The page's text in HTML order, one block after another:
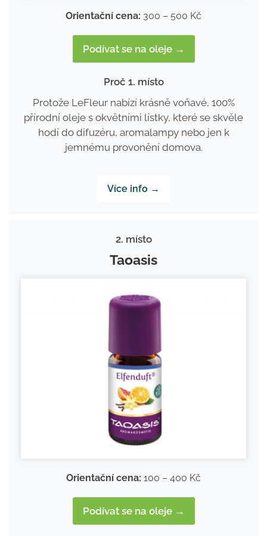
Orientační cena: 300 – 500 Kč
Podívat se na oleje →
Proč 1. místo
Protože LeFleur nabízí krásně voňavé, 100%
přírodní oleje s okvětními lístky, které se skvěle
hodí do difuzéru, aromalampy nebo jen k
jemnému provonění domova.
Více info →
2. místo
Taoasis
Orientační cena: 100 – 400 Kč
Podívat se na oleje →